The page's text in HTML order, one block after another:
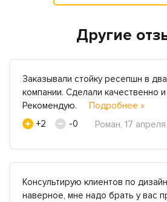
Другие
Заказывали стойку ресепшн в
компании. Сделали качественно
Рекомендую. Подробнее »
+2
-0 Роман, 17
Консультирую клиентов по
наверное, мне надо брать у вас